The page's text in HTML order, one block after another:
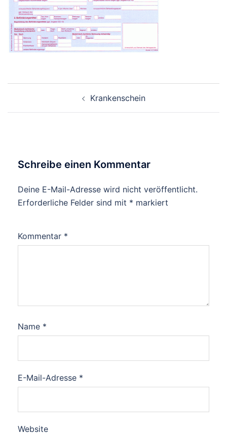
Krankenschein
Schreibe einen Kommentar
Deine E-Mail-Adresse wird nicht veröffentlicht.
Erforderliche Felder sind mit * markiert
Kommentar *
Name *
E-Mail-Adresse *
Website